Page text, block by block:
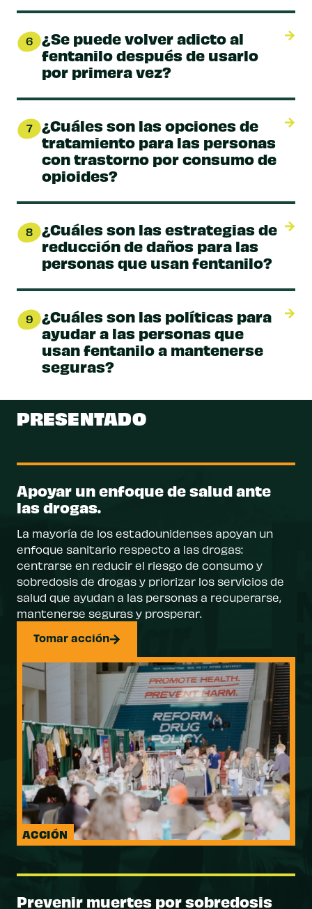
6
¿Se puede volver adicto al
fentanilo después de usarlo
por primera vez?
7
¿Cuáles son las opciones de
tratamiento para las personas
con trastorno por consumo de
opioides?
8
¿Cuáles son las estrategias de
reducción de daños para las
personas que usan fentanilo?
9
¿Cuáles son las políticas para
ayudar a las personas que
usan fentanilo a mantenerse
seguras?
PRESENTADO
Apoyar un enfoque de salud ante
las drogas.
La mayoría de los estadounidenses apoyan un
enfoque sanitario respecto a las drogas:
centrarse en reducir el riesgo de consumo y
sobredosis de drogas y priorizar los servicios de
salud que ayudan a las personas a recuperarse,
mantenerse seguras y prosperar.
Tomar acción
ACCIÓN
Prevenir muertes por sobredosis